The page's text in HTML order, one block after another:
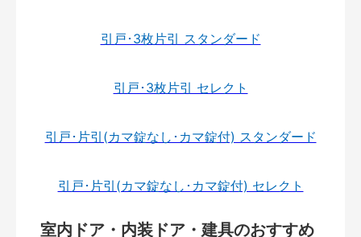
引戸･3枚片引 スタンダード
引戸･3枚片引 セレクト
引戸･片引(カマ錠なし･カマ錠付) スタンダード
引戸･片引(カマ錠なし･カマ錠付) セレクト
室内ドア・内装ドア・建具のおすすめ